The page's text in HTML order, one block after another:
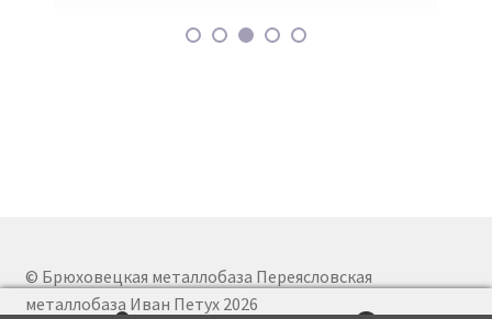
© Брюховецкая металлобаза Переясловская
металлобаза Иван Петух 2026